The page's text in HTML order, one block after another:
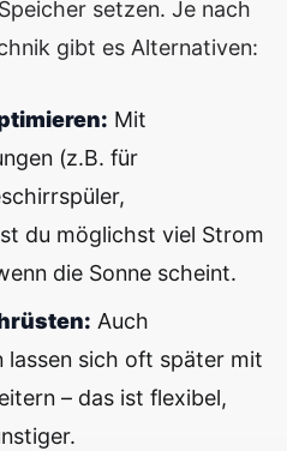
setzen. Je nach
gibt es Alternativen:
Mit
(z.B. für
du möglichst viel Strom
die Sonne scheint.
Auch
lassen sich oft später mit
– das ist flexibel,